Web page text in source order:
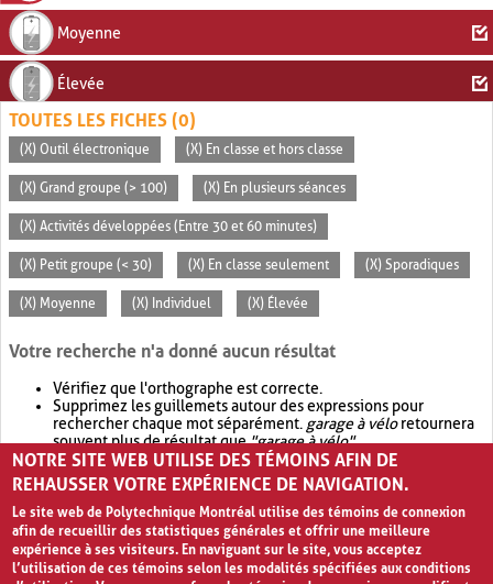
Moyenne
Élevée
TOUTES LES FICHES (0)
(X) Outil électronique (X) En classe et hors classe
(X) Grand groupe (> 100) (X) En plusieurs séances
(X) Activités développées (Entre 30 et 60 minutes)
(X) Petit groupe (< 30) (X) En classe seulement (X) Sporadiques
(X) Moyenne (X) Individuel (X) Élevée
Votre recherche n'a donné aucun résultat
Vérifiez que l'orthographe est correcte.
Supprimez les guillemets autour des expressions pour
rechercher chaque mot séparément. garage à véloretournera
souvent plus de résultat que"garage à vélo".
Envisagez d'élargir votre recherche avec OR.garage OR vélo
retournera souvent plus de résultat quegarage à vélo
NOTRE SITE WEB UTILISE DES TÉMOINS AFIN DE
REHAUSSER VOTRE EXPÉRIENCE DE NAVIGATION.
Le site web de Polytechnique Montréal utilise des témoins de connexion
afin de recueillir des statistiques générales et offrir une meilleure
expérience à ses visiteurs. En naviguant sur le site, vous acceptez
l’utilisation de ces témoins selon les modalités spécifiées aux conditions